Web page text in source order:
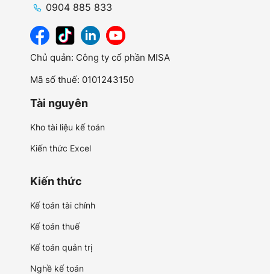
0904 885 833
Chủ quản: Công ty cổ phần MISA
Mã số thuế: 0101243150
Tài nguyên
Kho tài liệu kế toán
Kiến thức Excel
Kiến thức
Kế toán tài chính
Kế toán thuế
Kế toán quản trị
Nghề kế toán